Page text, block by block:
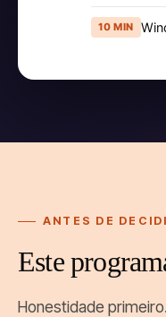
10 MIN
ANTES DE
Este
Honestidade